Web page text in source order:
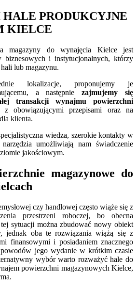
PRODUKCYJNE
KIELCE
magazyny do wynajęcia Kielce jest
biznesowych i instytucjonalnych, którzy
lub magazynu.
lokalizacje, proponujemy je
a następniezajmujemy się
transakcji wynajmu
powierzchni
z obowiązującymi przepisami oraz na
klienta.
wiedza, szerokie kontakty w
umożliwiają nam świadczenie
jakościowym.
magazynowe do
czy handlowej często wiąże się z
przestrzeni roboczej, bo obecna
sytuacji można zbudować nowy obiekt
jednak oba te rozwiązania wiążą się z
finansowymi i posiadaniem znacznego
jego wydanie w krótkim czasie
wybór warto rozważyć hale do
powierzchni magazynowych Kielce,